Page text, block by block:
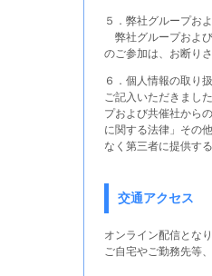
５．弊社グループお
弊社グループおよ
のご参加は、お断り
６．個人情報の取り
ご記入いただきまし
プおよび共催社から
に関する法律」その
なく第三者に提供す
交通アクセス
オンライン配信となり
ご自宅やご勤務先等